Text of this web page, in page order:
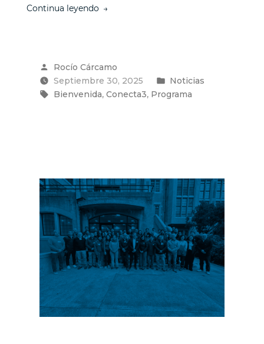
Continua leyendo“USM
dan
la
bienvenida
programa
Conecta3”
Publicado
por
Rocío Cárcamo
Septiembre 30, 2025
Publicado
en
Noticias
Etiquetas:
Bienvenida, Conecta3, Programa